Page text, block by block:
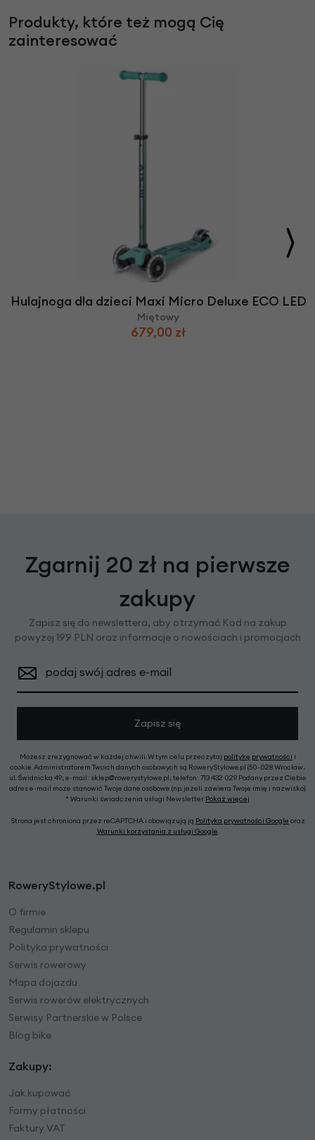
Produkty, które też mogą Cię
zainteresować
Hulajnoga dla dzieci Maxi Micro Deluxe ECO LED
Miętowy
679,00 zł
Zgarnij 20 zł na pierwsze
zakupy
Zapisz się do newslettera, aby otrzymać Kod na zakup
powyżej 199 PLN oraz informacje o nowościach i promocjach
podaj swój adres e-mail
Zapisz się
Możesz zrezygnować w każdej chwili. W tym celu przeczytaj politykę prywatności i
cookie. Administratorem Twoich danych osobowych są RoweryStylowe.pl (50-028 Wrocław,
ul. Świdnicka 49; e-mail: sklep@rowerystylowe.pl, telefon: 713 432 029. Podany przez Ciebie
adres e-mail może stanowić Twoje dane osobowe (np. jeżeli zawiera Twoje imię i nazwisko).
* Warunki świadczenia usługi Newsletter Pokaż więcej
Strona jest chroniona przez reCAPTCHA i obowiązują ją Polityka prywatności Google oraz
Warunki korzystania z usługi Google.
RoweryStylowe.pl
O firmie
Regulamin sklepu
Polityka prywatności
Serwis rowerowy
Mapa dojazdu
Serwis rowerów elektrycznych
Serwisy Partnerskie w Polsce
Blog bike
Zakupy:
Jak kupować
Formy płatności
Faktury VAT